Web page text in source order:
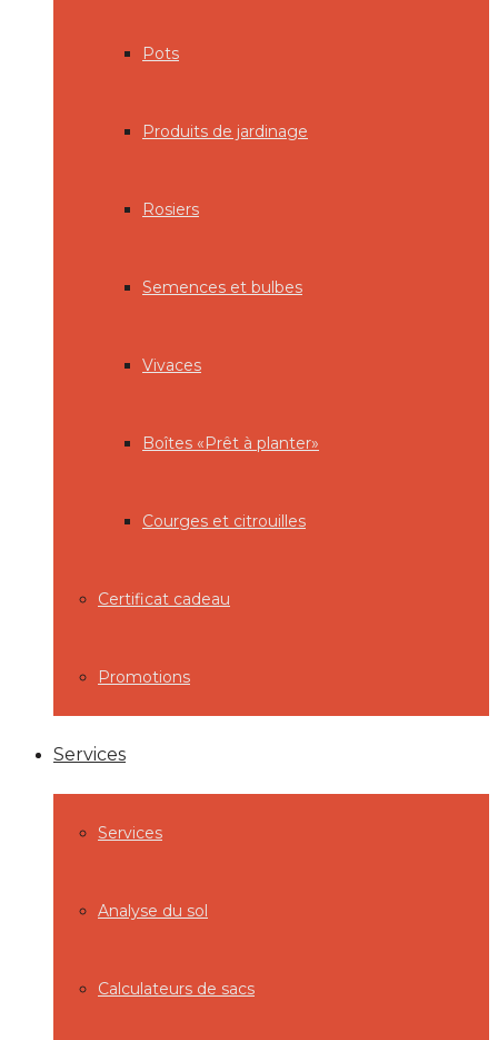
Pots
Produits de jardinage
Rosiers
Semences et bulbes
Vivaces
Boîtes «Prêt à planter»
Courges et citrouilles
Certificat cadeau
Promotions
Services
Services
Analyse du sol
Calculateurs de sacs